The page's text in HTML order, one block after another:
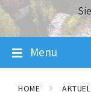
Menu
HOME